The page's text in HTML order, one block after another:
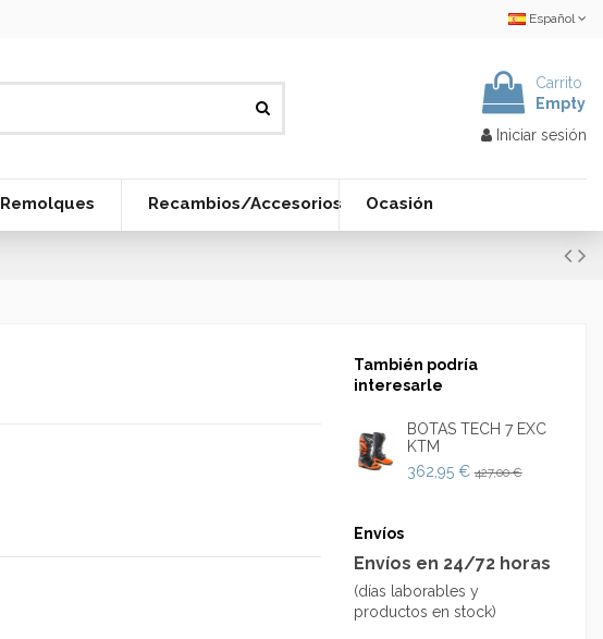
Español
Carrito
Empty
Iniciar sesión
Remolques Recambios/Accesorios Ocasión
También podría
interesarle
BOTAS TECH 7 EXC
KTM
362,95 € 427,00 €
Envíos
Envíos en 24/72 horas
(días laborables y
productos en stock)